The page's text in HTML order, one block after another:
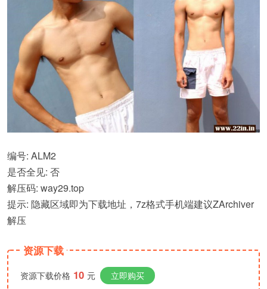
编号: ALM2
是否全见: 否
解压码: way29.top
提示: 隐藏区域即为下载地址，7z格式手机端建议ZArchiver
解压
资源下载
资源下载价格 10 元 立即购买